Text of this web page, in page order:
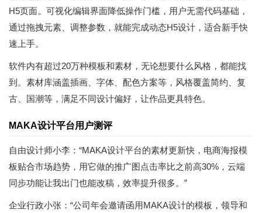
H5页面。可视化编辑界面降低操作门槛，用户无需代码基础，
通过拖拽元素、调整参数，就能完成动态H5设计，适合新手快
速上手。
软件内有超过20万种模板和素材，无论想要什么风格，都能找
到。素材库涵盖插画、字体、配色方案等，风格覆盖简约、复
古、国潮等，满足不同设计偏好，让作品更具特色。
MAKA设计平台用户测评
自由设计师小李：“MAKA设计平台的素材更新快，电商海报模
板贴合市场趋势，用它做的推广图点击率比之前高30%，云端
同步功能让我出门也能改稿，效率提升很多。”
企业行政小张：“公司年会邀请函用MAKA设计的模板，领导和